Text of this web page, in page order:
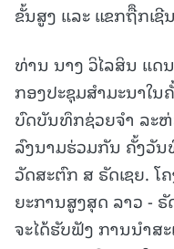
ຂັ້ນສູງ ແລະ ແຂກຖືຶກເຊີ
ທ່ານ ນາງ ວິໄລສິນ ແດ
ກອງປະຊຸມສໍາມະນາໃ
ບົດບັນທຶກຊ່ວຍຈໍາ ລະຫ່
ລົງນາມຮ່ວມກັນ ຄັ້ງວັນ
ວັດສະຕົກ ສ ຣັດເຊຍ. ໂ
ຍະການສູງສຸດ ລາວ - ຣັ
ຈະໄດ້ຮັບຟັງ ການນໍາສ